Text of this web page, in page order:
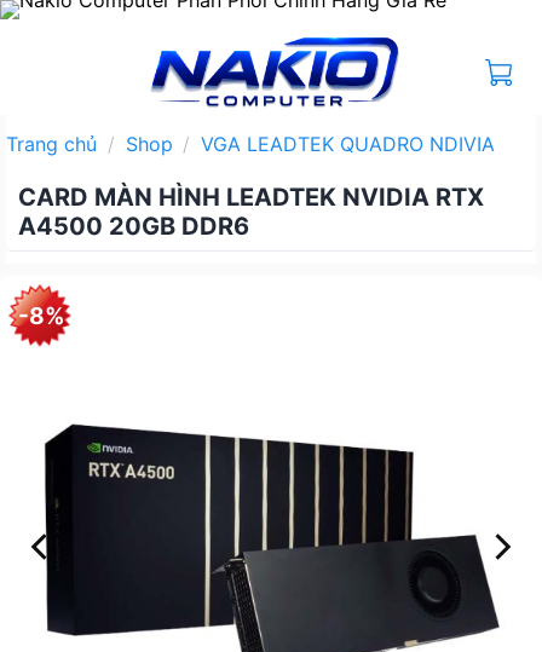
Bỏ
Trang chủ / Shop / VGA LEADTEK QUADRO NDIVIA
CARD MÀN HÌNH LEADTEK NVIDIA RTX
A4500 20GB DDR6
-8%